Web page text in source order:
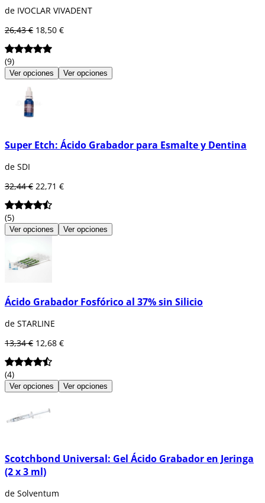
de IVOCLAR VIVADENT
26,43 € 18,50 €
(9)
Ver opciones Ver opciones
Super Etch: Ácido Grabador para Esmalte y Dentina
de SDI
32,44 € 22,71 €
(5)
Ver opciones Ver opciones
Ácido Grabador Fosfórico al 37% sin Silicio
de STARLINE
13,34 € 12,68 €
(4)
Ver opciones Ver opciones
Scotchbond Universal: Gel Ácido Grabador en Jeringa
(2 x 3 ml)
de Solventum